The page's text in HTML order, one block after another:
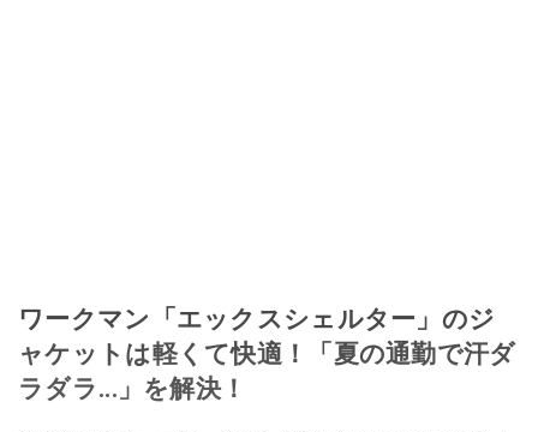
ワークマン「エックスシェルター」のジ
ャケットは軽くて快適！「夏の通勤で汗ダ
ラダラ...」を解決！